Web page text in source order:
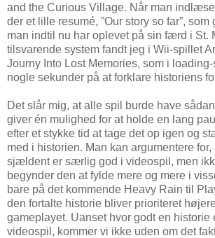
and the Curious Village. Når man
der et lille resumé, ”Our story so far”, som
man indtil nu har oplevet på sin færd i St.
tilsvarende system fandt jeg i Wii-spillet
Journy Into Lost Memories, som i
nogle sekunder på at forklare historiens
Det slår mig, at alle spil burde have
giver én mulighed for at holde en lang
efter et stykke tid at tage det op igen og
med i historien. Man kan argumentere for,
sjældent er særlig god i videospil, men
begynder den at fylde mere og mere i
bare på det kommende Heavy Rain til
den fortalte historie bliver prioriteret
gameplayet. Uanset hvor godt en historie
videospil, kommer vi ikke uden om det